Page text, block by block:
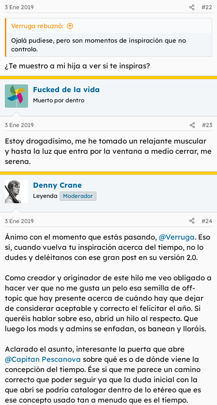
e
s
3 Ene 2019 #22
Verruga rebuznó:
Ojalá pudiese, pero son momentos de inspiración que no
controlo.
¿Te muestro a mi hija a ver si te inspiras?
Fucked de la vida
Muerto por dentro
3 Ene 2019 #23
Estoy drogadísimo, me he tomado un relajante muscular
y hasta la luz que entra por la ventana a medio cerrar, me
serena.
Denny Crane
Leyenda Moderador
3 Ene 2019 #24
Ánimo con el momento que estás pasando, @Verruga. Eso
sí, cuando vuelva tu inspiración acerca del tiempo, no lo
dudes y deléitanos con ese gran post en su versión 2.0.
Como creador y originador de este hilo me veo obligado a
hacer ver que no me gusta un pelo esa semilla de off-
topic que hay presente acerca de cuándo hay que dejar
de considerar aceptable y correcto el felicitar el año. Si
queréis hablar sobre eso, abrid un hilo al respecto. Que
luego los mods y admins se enfadan, os banean y lloráis.
Aclarado el asunto, interesante la puerta que abre
@Capitan Pescanova sobre qué es o de dónde viene la
concepción del tiempo. Ése sí que me parece un camino
correcto que poder seguir ya que la duda inicial con la
que abrí se podría catalogar dentro de lo etéreo que es
ese concepto usado tan a menudo que es el tiempo.